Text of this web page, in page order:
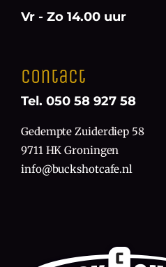
Vr - Zo 14.00 uur
Contact
Tel. 050 58 927 58
Gedempte Zuiderdiep 58
9711 HK Groningen
info@buckshotcafe.nl